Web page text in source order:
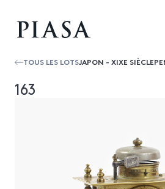
TOUS LES LOTS
163